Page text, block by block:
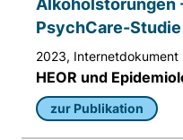
Alkoholstörungen
PsychCare-Studie
2023, Internetdokument
HEOR und
zur Publikation